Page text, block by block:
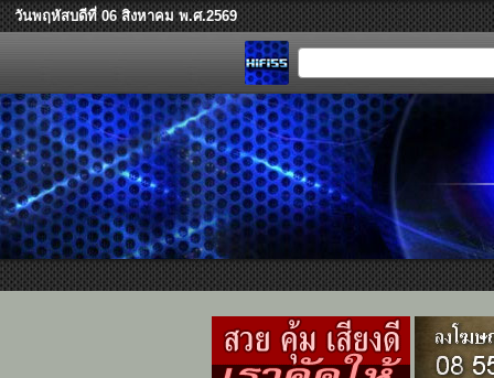
วันพฤหัสบดีที่ 06 สิงหาคม พ.ศ.2569